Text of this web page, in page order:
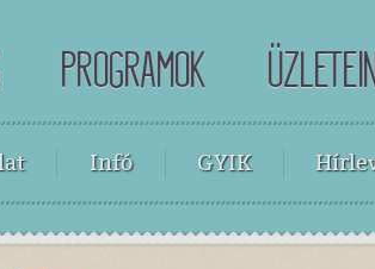
PROGRAMOK
Infó GYIK